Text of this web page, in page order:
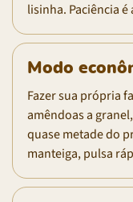
lisinha. Paciência é
Modo
Fazer sua própria
amêndoas a
quase metade do
manteiga, pulsa